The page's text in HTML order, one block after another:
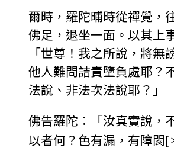
爾時，羅陀晡時從禪覺，
佛足，退坐一面。以其上
「世尊！我之所說，將無
他人難問詰責墮負處耶？
法說、非法次法說耶？」
佛告羅陀：「汝真實說，
以者何？色有漏，有障閡[